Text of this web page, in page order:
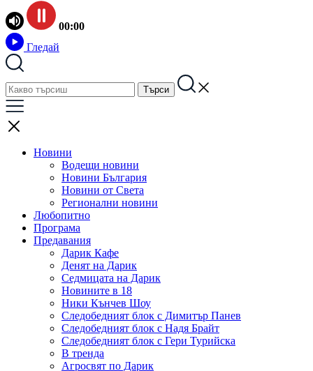
00:00
Гледай
Новини
Водещи новини
Новини България
Новини от Света
Регионални новини
Любопитно
Програма
Предавания
Дарик Кафе
Денят на Дарик
Седмицата на Дарик
Новините в 18
Ники Кънчев Шоу
Следобедният блок с Димитър Панев
Следобедният блок с Надя Брайт
Следобедният блок с Гери Турийска
В тренда
Агросвят по Дарик